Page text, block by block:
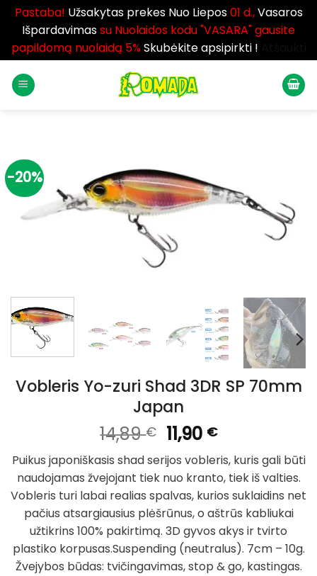
Pastaba! Užsakytas prekes Nuo Liepos01 d.,Vasaros
Išpardavimassu Nuolaidos kodu "VASARA" gausite
papildomą nuolaidą 5%Skubėkite apsipirkti !
-20%
Vobleris Yo-zuri Shad 3DR SP 70mm
Japan
14,89€ Original
price
was:
14,89 €.
11,90 €Current
price
is:
11,90 €.
Puikus japoniškasis shad serijos vobleris, kuris gali būti
naudojamas žvejojant tiek nuo kranto, tiek iš valties.
Vobleris turi labai realias spalvas, kurios suklaidins net
pačius atsargiausius plėšrūnus, o aštrūs kabliukai
užtikrins 100% pakirtimą. 3D gyvos akys ir tvirto
plastiko korpusas.Suspending (neutralus). 7cm – 10g.
Žvejybos būdas: tvičingavimas, stop & go, kastingas.